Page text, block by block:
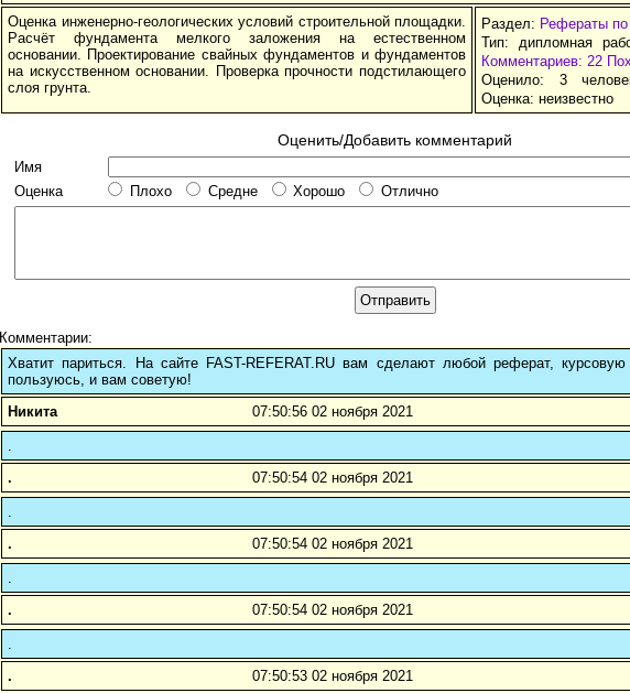
Оценка инженерно-геологических условий строительной площадки.
Расчёт фундамента мелкого заложения на естественном
основании. Проектирование свайных фундаментов и фундаментов
на искусственном основании. Проверка прочности подстилающего
слоя грунта.
Раздел: Рефераты по
Тип: дипломная
Комментариев: 22
Оценило: 3
Оценка: неизвестно
Оценить/Добавить комментарий
Имя
Оценка
Плохо Средне Хорошо Отлично
Комментарии:
Хватит париться. На сайте FAST-REFERAT.RU вам сделают любой реферат,
пользуюсь, и вам советую!
Никита
07:50:56 02 ноября 2021
.
.
07:50:54 02 ноября 2021
.
.
07:50:54 02 ноября 2021
.
.
07:50:54 02 ноября 2021
.
.
07:50:53 02 ноября 2021